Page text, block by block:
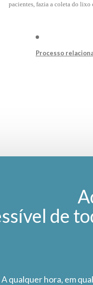
pacientes, fazia a coleta do
Processo
de
A qualquer hora, em